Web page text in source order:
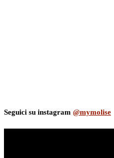
Seguici su instagram @mymolise